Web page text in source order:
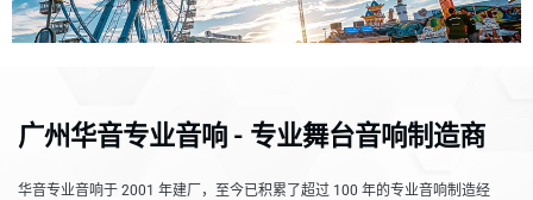
广州华音专业音响 - 专业舞台音响制造商
华音专业音响于 2001 年建厂，至今已积累了超过 100 年的专业音响制造经